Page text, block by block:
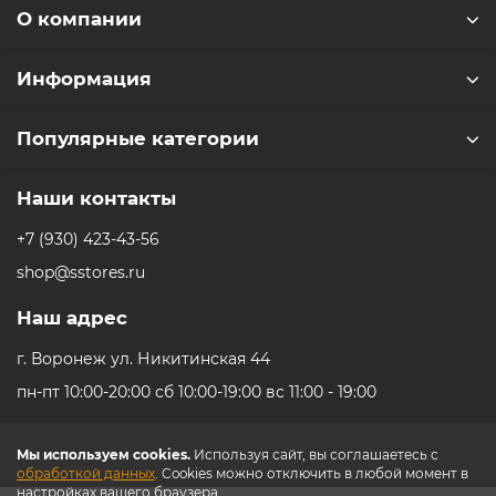
Фотовспышка: тыльная
Частота кадров при записи видео 4K: 60 к/c
Связь
Беспроводные интерфейсы: Bluetooth, NFC, Wi-Fi
Стандарт Wi-Fi: 4 (802.11n), 5 (802.11ac), 6 (802.11ax)
Геопозиционирование: A-GPS, BeiDou, GPS, Galileo,
QZSS, ГЛОНАСС
Количество ядер процессора: 6
Оперативая память: 8 ГБ
Мы используем cookies. Используя сайт, вы соглашаетесь с
обработкой данных. Cookies можно отключить в любой момент в
настройках вашего браузера.
О компании
Информация
Популярные категории
Наши контакты
+7 (930) 423-43-56
shop@sstores.ru
Наш адрес
г. Воронеж ул. Никитинская 44
пн-пт 10:00-20:00 сб 10:00-19:00 вс 11:00 - 19:00